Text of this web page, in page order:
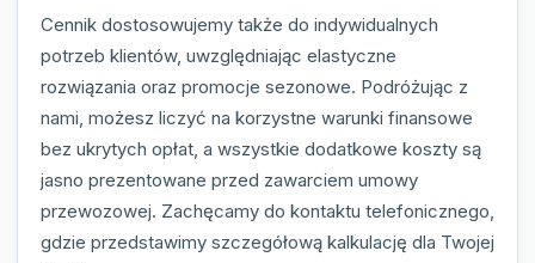
Cennik dostosowujemy także do indywidualnych
potrzeb klientów, uwzględniając elastyczne
rozwiązania oraz promocje sezonowe. Podróżując z
nami, możesz liczyć na korzystne warunki finansowe
bez ukrytych opłat, a wszystkie dodatkowe koszty są
jasno prezentowane przed zawarciem umowy
przewozowej. Zachęcamy do kontaktu telefonicznego,
gdzie przedstawimy szczegółową kalkulację dla Twojej